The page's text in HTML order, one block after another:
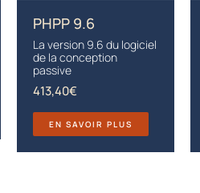
PHPP 9.6
La version 9.6 du logiciel
de la conception
passive
413,40€
EN SAVOIR PLUS